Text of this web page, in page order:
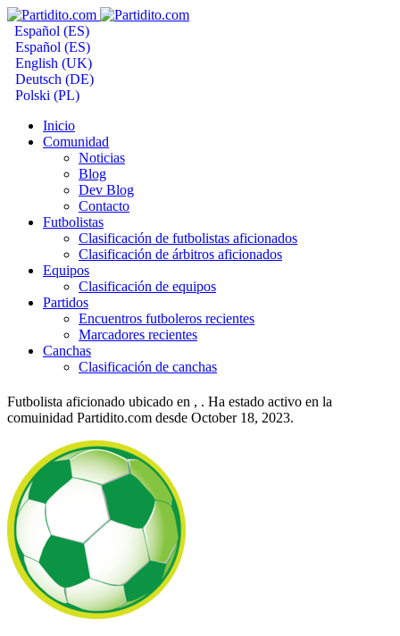
Español (ES)
Español (ES)
English (UK)
Deutsch (DE)
Polski (PL)
Inicio
Comunidad
Noticias
Blog
Dev Blog
Contacto
Futbolistas
Clasificación de futbolistas aficionados
Clasificación de árbitros aficionados
Equipos
Clasificación de equipos
Partidos
Encuentros futboleros recientes
Marcadores recientes
Canchas
Clasificación de canchas
Futbolista aficionado ubicado en , . Ha estado activo en la
comuinidad Partidito.com desde October 18, 2023.